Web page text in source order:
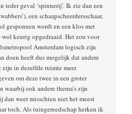
ieder geval ‘spinnerij’. Ik zie dan een
een schaapscheerdersschaar,
gesponnen wordt en een klos met
keurig opgedraaid. Het zou voor
Amsterdam logisch zijn
doen heeft dus mogelijk dat andere
zijn in dezelfde ruimte meer
om deze twee in een groter
waarbij ook andere thema’s zijn
dan weer misschien niet het meest
toch. Als tuingereedschap herken ik